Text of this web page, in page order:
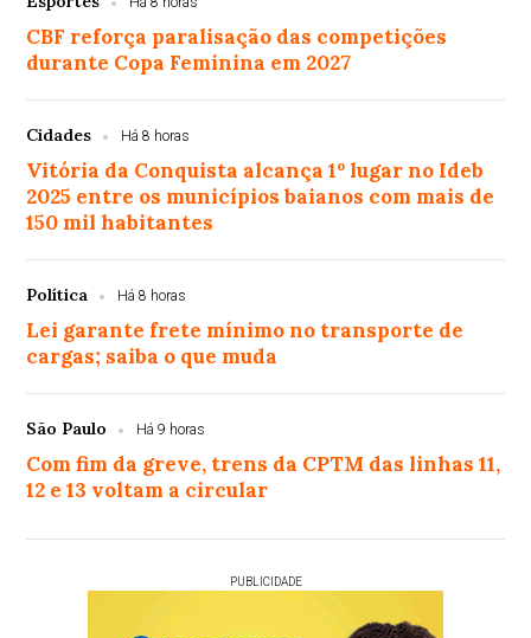
CBF reforça paralisação das competições
durante Copa Feminina em 2027
Cidades Há 8 horas
Vitória da Conquista alcança 1º lugar no Ideb
2025 entre os municípios baianos com mais de
150 mil habitantes
Política Há 8 horas
Lei garante frete mínimo no transporte de
cargas; saiba o que muda
São Paulo Há 9 horas
Com fim da greve, trens da CPTM das linhas 11,
12 e 13 voltam a circular
PUBLICIDADE